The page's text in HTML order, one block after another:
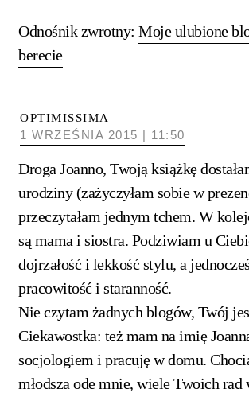
Odnośnik zwrotny: Moje ulubione
berecie
OPTIMISSIMA
1 WRZEŚNIA 2015 | 11:50
Droga Joanno, Twoją książkę
urodziny (zażyczyłam sobie w
przeczytałam jednym tchem. W
są mama i siostra. Podziwiam u
dojrzałość i lekkość stylu, a
pracowitość i staranność.
Nie czytam żadnych blogów, Twój
Ciekawostka: też mam na imię
socjologiem i pracuję w domu.
młodsza ode mnie, wiele Twoich